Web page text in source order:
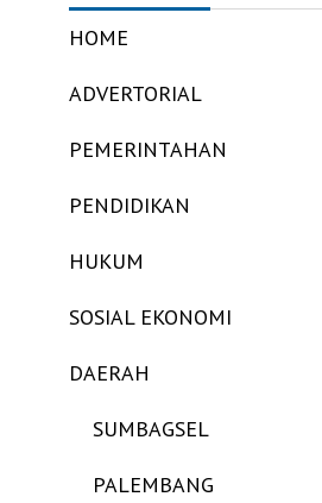
HOME
ADVERTORIAL
PEMERINTAHAN
PENDIDIKAN
HUKUM
SOSIAL EKONOMI
DAERAH
SUMBAGSEL
PALEMBANG